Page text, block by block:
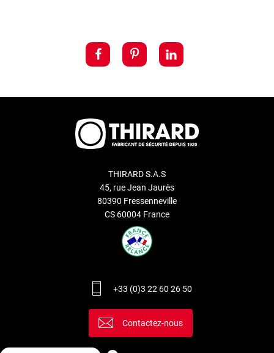
THIRARD S.A.S
45, rue Jean Jaurès
80390 Fressenneville
CS 60004 France
+33 (0)3 22 60 26 50
Contactez-nous